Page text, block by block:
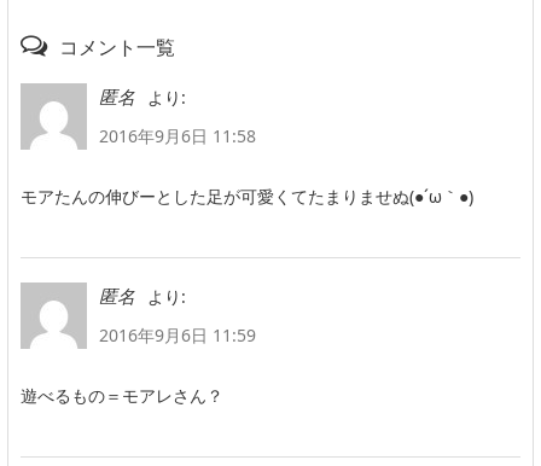
コメント一覧
匿名
より:
2016年9月6日 11:58
モアたんの伸びーとした足が可愛くてたまりませぬ(●´ω｀●)
匿名
より:
2016年9月6日 11:59
遊べるもの＝モアレさん？